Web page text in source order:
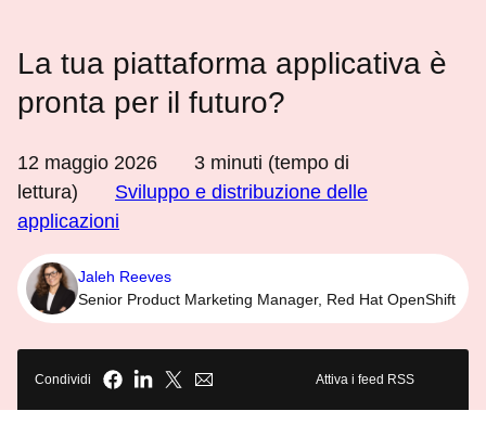
La tua piattaforma applicativa è
pronta per il futuro?
12 maggio 2026 3 minuti (tempo di
lettura)
Sviluppo e distribuzione delle
applicazioni
Jaleh Reeves
Senior Product Marketing Manager, Red Hat OpenShift
Condividi Attiva i feed RSS